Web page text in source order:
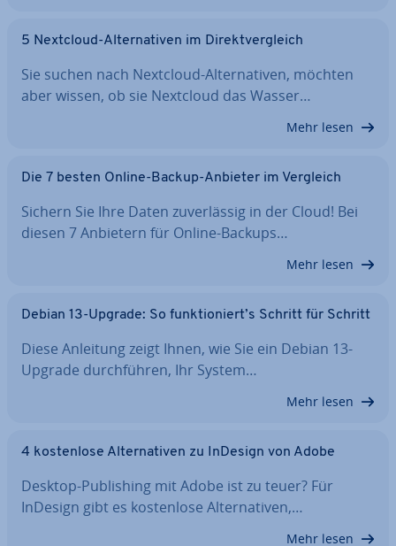
5 Nextcloud-Al­ter­na­ti­ven im Di­rekt­ver­gleich
Sie suchen nach Nextcloud-Al­ter­na­ti­ven, möchten
aber wissen, ob sie Nextcloud das Wasser…
Mehr lesen
Die 7 besten Online-Backup-Anbieter im Vergleich
Sichern Sie Ihre Daten zu­ver­läs­sig in der Cloud! Bei
diesen 7 Anbietern für Online-Backups…
Mehr lesen
Debian 13-Upgrade: So funk­tio­niert’s Schritt für Schritt
Diese Anleitung zeigt Ihnen, wie Sie ein Debian 13-
Upgrade durch­füh­ren, Ihr System…
Mehr lesen
4 kos­ten­lo­se Al­ter­na­ti­ven zu InDesign von Adobe
Desktop-Pu­bli­shing mit Adobe ist zu teuer? Für
InDesign gibt es kos­ten­lo­se Al­ter­na­ti­ven,…
Mehr lesen